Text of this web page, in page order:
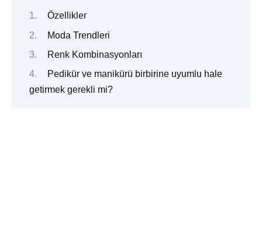
Özellikler
Moda Trendleri
Renk Kombinasyonları
Pedikür ve manikürü birbirine uyumlu hale
getirmek gerekli mi?